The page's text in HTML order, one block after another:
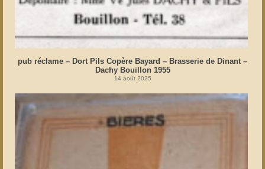
pub réclame – Dort Pils Copère Bayard – Brasserie de Dinant –
Dachy Bouillon 1955
14 août 2025